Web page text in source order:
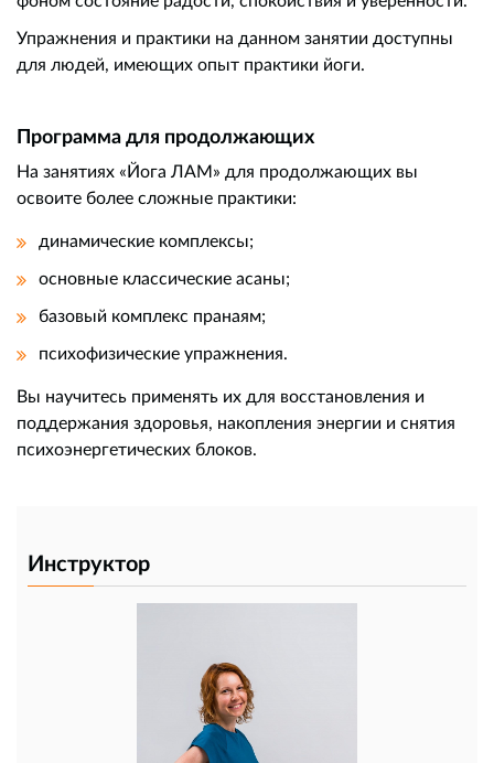
Упражнения и практики на данном занятии доступны
для людей, имеющих опыт практики йоги.
Программа для продолжающих
На занятиях «Йога ЛАМ» для продолжающих вы
освоите более сложные практики:
динамические комплексы;
основные классические асаны;
базовый комплекс пранаям;
психофизические упражнения.
Вы научитесь применять их для восстановления и
поддержания здоровья, накопления энергии и снятия
психоэнергетических блоков.
Инструктор